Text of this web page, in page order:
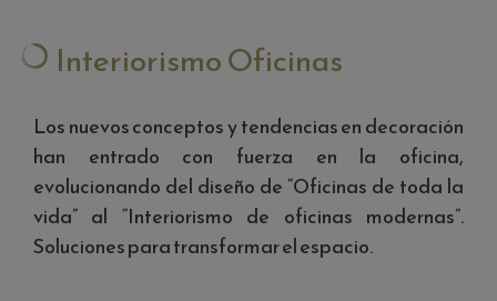
Interiorismo Oficinas
Los nuevos conceptos y tendencias en decoración
han entrado con fuerza en la oficina,
evolucionando del diseño de “Oficinas de toda la
vida” al “Interiorismo de oficinas modernas”.
Soluciones para transformar el espacio.